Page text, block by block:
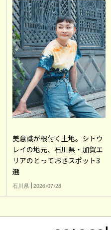
美意識が根付く土地。シトウ
レイの地元、石川県・加賀エ
リアのとっておきスポット3
選
石川県 2026/07/28